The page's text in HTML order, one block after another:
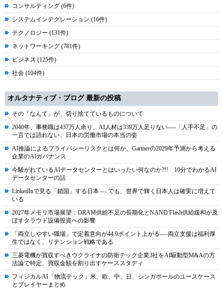
コンサルティング (6件)
システムインテグレーション (16件)
テクノロジー (131件)
ネットワーキング (781件)
ビジネス (125件)
社会 (104件)
オルタナティブ・ブログ 最新の投稿
その「なんて」が、切り捨てているものについて
2040年、事務職は437万人余り、AI人材は339万人足りない----「人手不足」の
一言では語れない、日本の労働市場の本当の姿
AI推論によるプライバシーリスクとは何か、Gartnerの2029年予測から考える
企業のAIガバナンス
今騒がれているAIデータセンターとはいったい何なのか?!! 10分でわかるAI
データセンターの話
LinkedInで見る「鎖国」する日本 ― でも、世界で輝く日本人は確実に増えて
いる
2027年メモリ市場展望：DRAM供給不足の長期化とNAND Flash供給緩和が及
ぼすクラウド設備投資への影響
「両立しやすい職場」で定着意向が44.9ポイント上がる----両立支援は福利厚
生ではなく、リテンション戦略である
三菱電機が買収すべきウクライナの防衛テック企業3社をAI駆動型M&Aの方
法論で特定、買収金額を割り出すケーススタディ
フィジカルAI「物流テック」米、欧、中、日、シンガポールのユースケース
とプレイヤーまとめ